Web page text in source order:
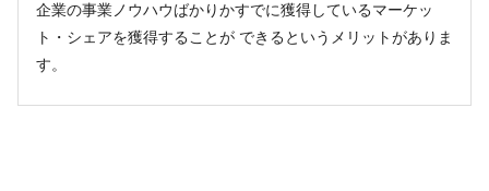
企業の事業ノウハウばかりかすでに獲得しているマーケッ
ト・シェアを獲得することが できるというメリットがありま
す。